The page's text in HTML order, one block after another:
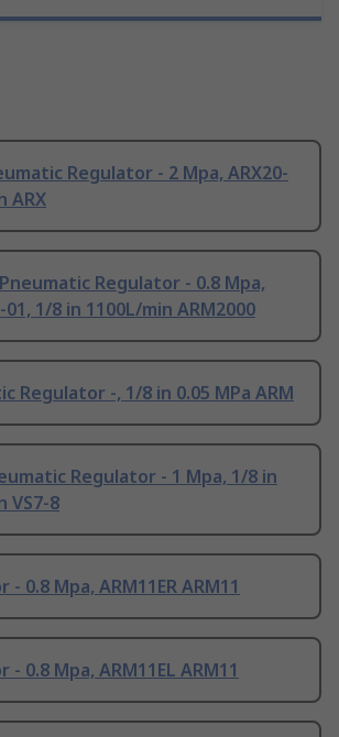
Regulator - 2 Mpa, ARX20-
ARX
Pneumatic Regulator - 0.8 Mpa,
01, 1/8 in 1100L/min ARM2000
Regulator -, 1/8 in 0.05 MPa ARM
Regulator - 1 Mpa, 1/8 in
VS7-8
- 0.8 Mpa, ARM11ER ARM11
- 0.8 Mpa, ARM11EL ARM11